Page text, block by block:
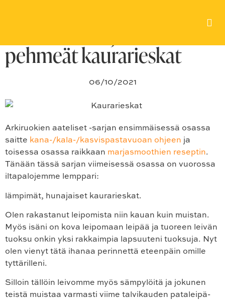
pehmeät kaurarieskat
06/10/2021
Arkiruokien aateliset -sarjan ensimmäisessä osassa
saitte kana-/kala-/kasvispastavuoan ohjeen ja
toisessa osassa raikkaan marjasmoothien reseptin.
Tänään tässä sarjan viimeisessä osassa on vuorossa
iltapalojemme lemppari:
lämpimät, hunajaiset kaurarieskat.
Olen rakastanut leipomista niin kauan kuin muistan.
Myös isäni on kova leipomaan leipää ja tuoreen leivän
tuoksu onkin yksi rakkaimpia lapsuuteni tuoksuja. Nyt
olen vienyt tätä ihanaa perinnettä eteenpäin omille
tyttärilleni.
Silloin tällöin leivomme myös sämpylöitä ja jokunen
teistä muistaa varmasti viime talvikauden pataleipä-